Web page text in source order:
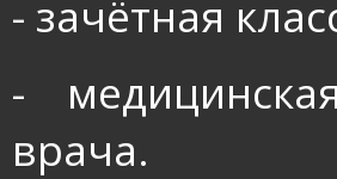
- зачётная
-
врача.